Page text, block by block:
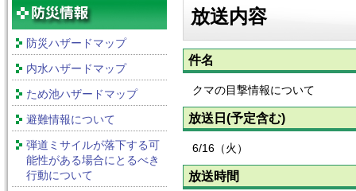
防災ハザードマップ
内水ハザードマップ
ため池ハザードマップ
避難情報について
弾道ミサイルが落下する可
能性がある場合にとるべき
行動について
放送内容
件名
クマの目撃情報について
放送日(予定含む)
6/16（火）
放送時間